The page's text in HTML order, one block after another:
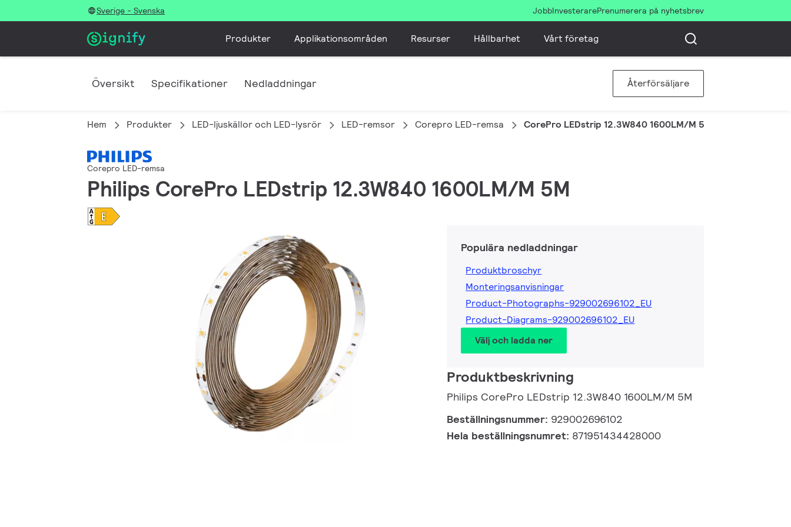
Sverige - Svenska JobbInvesterarePrenumerera på nyhetsbrev
Produkter Applikationsområden Resurser Hållbarhet Vårt företag
Översikt Specifikationer Nedladdningar Återförsäljare
Hem Produkter LED-ljuskällor och LED-lysrör LED-remsor Corepro LED-remsa CorePro LEDstrip 12.3W840 1600LM/M 5M
Corepro LED-remsa
Philips CorePro LEDstrip 12.3W840 1600LM/M 5M
Populära nedladdningar
Produktbroschyr
Monteringsanvisningar
Product-Photographs-929002696102_EU
Product-Diagrams-929002696102_EU
Välj och ladda ner
Produktbeskrivning
Philips CorePro LEDstrip 12.3W840 1600LM/M 5M
Beställningsnummer: 929002696102
Hela beställningsnumret: 871951434428000